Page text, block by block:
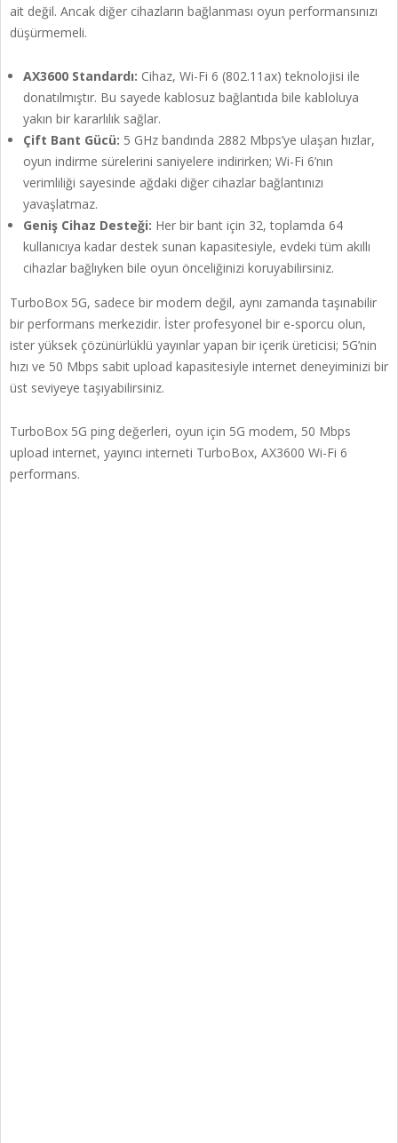
ait değil. Ancak diğer cihazların bağlanması oyun performansınızı
düşürmemeli.
AX3600 Standardı: Cihaz, Wi-Fi 6 (802.11ax) teknolojisi ile
donatılmıştır. Bu sayede kablosuz bağlantıda bile kabloluya
yakın bir kararlılık sağlar.
Çift Bant Gücü: 5 GHz bandında 2882 Mbps’ye ulaşan hızlar,
oyun indirme sürelerini saniyelere indirirken; Wi-Fi 6’nın
verimliliği sayesinde ağdaki diğer cihazlar bağlantınızı
yavaşlatmaz.
Geniş Cihaz Desteği: Her bir bant için 32, toplamda 64
kullanıcıya kadar destek sunan kapasitesiyle, evdeki tüm akıllı
cihazlar bağlıyken bile oyun önceliğinizi koruyabilirsiniz.
TurboBox 5G, sadece bir modem değil, aynı zamanda taşınabilir
bir performans merkezidir. İster profesyonel bir e-sporcu olun,
ister yüksek çözünürlüklü yayınlar yapan bir içerik üreticisi; 5G’nin
hızı ve 50 Mbps sabit upload kapasitesiyle internet deneyiminizi bir
üst seviyeye taşıyabilirsiniz.
TurboBox 5G ping değerleri, oyun için 5G modem, 50 Mbps
upload internet, yayıncı interneti TurboBox, AX3600 Wi-Fi 6
performans.